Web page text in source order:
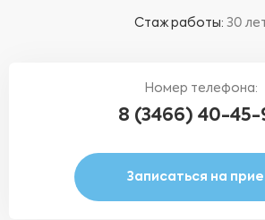
Стаж работы: 30
Номер телефона:
8 (3466) 40-45-
Записаться на